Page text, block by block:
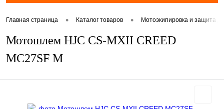
Главная страница • Каталог товаров • Мотоэкипировка и защита
Мотошлем HJC CS-MXII CREED
MC27SF M